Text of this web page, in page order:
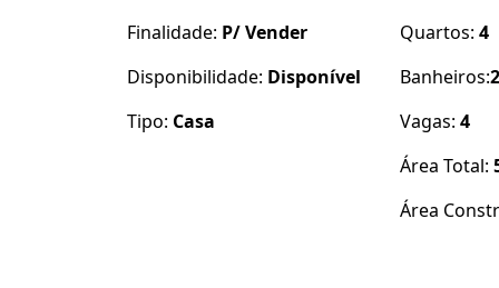
residência adicional, escritório ou atelier.
Garagem: Espaçosa e prática, oferece
Churrasqueira: Área dedicada para
família.
Finalidade: P/ Vender
Disponibilidade: Disponível
Tipo: Casa
Quartos:4
Banheiros:2
Vagas:4
Área Total:
Área